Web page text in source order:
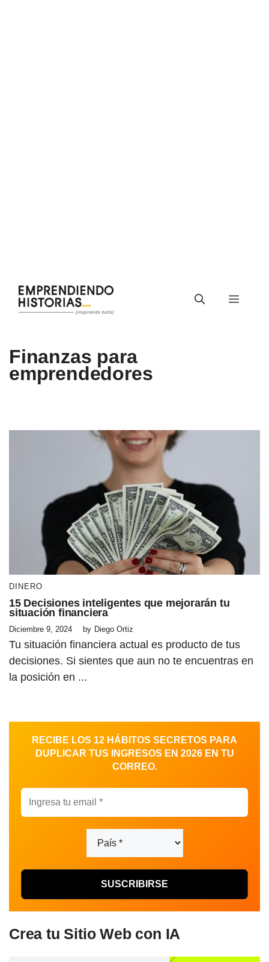
contenido
Menú
Finanzas para
emprendedores
DINERO
15 Decisiones inteligentes que mejorarán tu
situación financiera
Diciembre 9, 2024 by Diego Ortiz
Tu situación financiera actual es producto de tus
decisiones. Si sientes que aun no te encuentras en
la posición en ...
RECIBE LOS 12 HÁBITOS SECRETOS PARA
DUPLICAR TUS INGRESOS EN 2026 EN TU
CORREO.
Crea tu Sitio Web con IA